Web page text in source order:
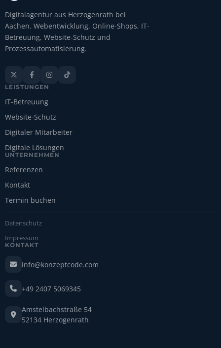
Digitalagentur aus Herzogenrath bei
Aachen. Webentwicklung, Online-Shops, IT-
Betreuung, Website-Schutz und
Prozessautomatisierung.
   
LEISTUNGEN
IT-Betreuung
Website-Schutz
Digitaler Mitarbeiter
Digitale Lösungen
UNTERNEHMEN
Referenzen
Kontakt
Termin buchen
Datenschutz
Impressum
KONTAKT
info@konzeptcode.com
+49 2407 5069345
Amstelbachstraße 54
52134 Herzogenrath